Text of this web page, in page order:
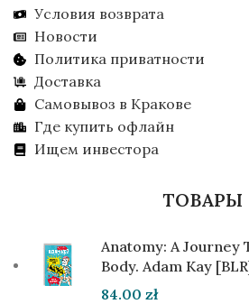
Условия возврата
Новости
Политика приватности
Доставка
Самовывоз в Кракове
Где купить офлайн
Ищем инвестора
ТОВАРЫ
Anatomy: A Journey
Body. Adam Kay
84.00 zł